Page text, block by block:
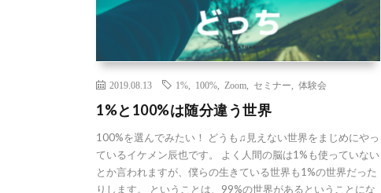
2019.08.13 1% 100% Zoom セミナー 体験会
1%と100%は随分違う世界
100%を選んでみたい！ どうも♫見えない世界をまじめにやっ
ているイケメン辰也です。 よく人間の脳は1%も使っていない
とか言われますが、僕らの生きている世界も1%の世界だった
りします。 ということは、99%の世界があるということにな